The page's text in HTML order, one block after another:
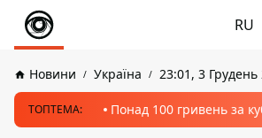
RU
Новини Україна 23:01, 3 Грудень
ТОПТЕМА: Понад 100 гривень за